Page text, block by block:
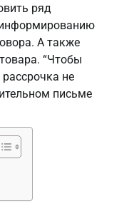
ряд
А также
“Чтобы
не
письме